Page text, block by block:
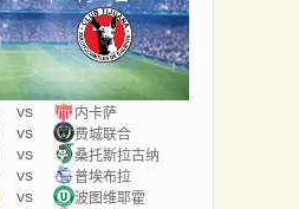
vs 内卡萨
vs 费城联合
vs 桑托斯拉古纳
vs 普埃布拉
vs 波图维耶霍